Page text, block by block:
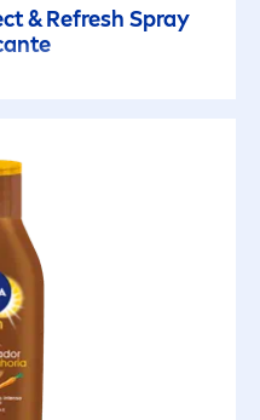
& Refresh Spray